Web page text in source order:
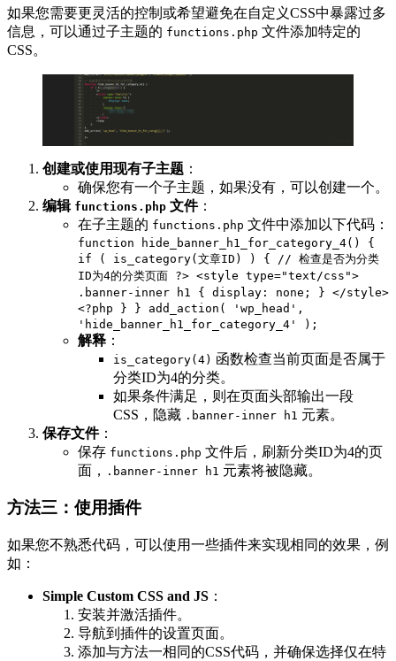
如果您需要更灵活的控制或希望避免在自定义CSS中暴露过多
信息，可以通过子主题的 functions.php 文件添加特定的
CSS。
创建或使用现有子主题 ：
确保您有一个子主题，如果没有，可以创建一个。
编辑 functions.php 文件：
在子主题的 functions.php 文件中添加以下代码：
function hide_banner_h1_for_category_4() {
if ( is_category(文章ID) ) { // 检查是否为分类
ID为4的分类页面 ?> <style type="text/css">
.banner-inner h1 { display: none; } </style>
<?php } } add_action( 'wp_head',
'hide_banner_h1_for_category_4' );
解释 ：
is_category(4) 函数检查当前页面是否属于
分类ID为4的分类。
如果条件满足，则在页面头部输出一段
CSS，隐藏 .banner-inner h1 元素。
保存文件：
保存 functions.php 文件后，刷新分类ID为4的页
面，
.banner-inner h1 元素将被隐藏。
方法三：使用插件
如果您不熟悉代码，可以使用一些插件来实现相同的效果，例
如：
Simple Custom CSS and JS ：
安装并激活插件。
导航到插件的设置页面。
添加与方法一相同的CSS代码，并确保选择仅在特